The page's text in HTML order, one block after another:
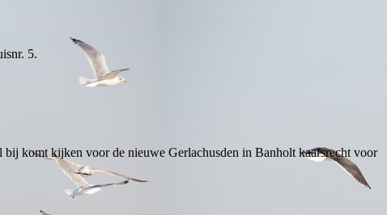
5.
bij komt kijken voor de nieuwe Gerlachusden in Banholt kaarsrecht voor